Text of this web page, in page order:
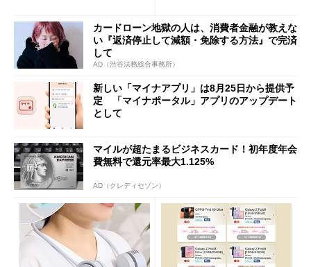
カードローン地獄の人は、消費者金融が教えな
い『返済停止して減額・免除する方法』で完済
して
AD（渋谷法務総合事務所）
新しい「マイナアプリ」は8月25日から提供予
定 「マイナポータル」アプリのアップデート
として
マイルが超たまるビジネスカード！初年度年会
費無料で還元率最大1.125%
AD（クレディセゾン）